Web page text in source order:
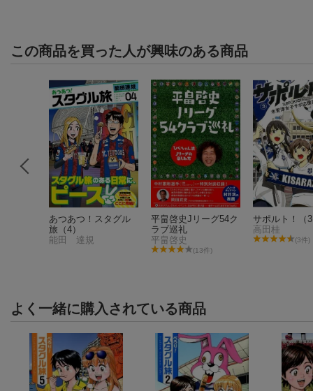
この商品を買った人が興味のある商品
あつあつ！スタグル
旅（4）
能田 達規
平畠啓史Jリーグ54ク
ラブ巡礼
平畠啓史
(13件)
サポルト！（
高田桂
(3件)
よく一緒に購入されている商品